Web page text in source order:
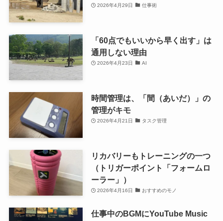
2026年4月29日 仕事術
「60点でもいいから早く出す」は
通用しない理由
2026年4月23日 AI
時間管理は、「間（あいだ）」の
管理がキモ
2026年4月21日 タスク管理
リカバリーもトレーニングの一つ
（トリガーポイント「フォームロ
ーラー」）
2026年4月16日 おすすめのモノ
仕事中のBGMにYouTube Music